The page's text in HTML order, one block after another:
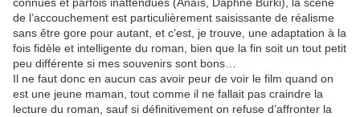
de l’accouchement est particulièrement saisissante de réalisme
sans être gore pour autant, et c’est, je trouve, une adaptation à la
fois fidèle et intelligente du roman, bien que la fin soit un tout petit
peu différente si mes souvenirs sont bons…
Il ne faut donc en aucun cas avoir peur de voir le film quand on
est une jeune maman, tout comme il ne fallait pas craindre la
lecture du roman, sauf si définitivement on refuse d’affronter la